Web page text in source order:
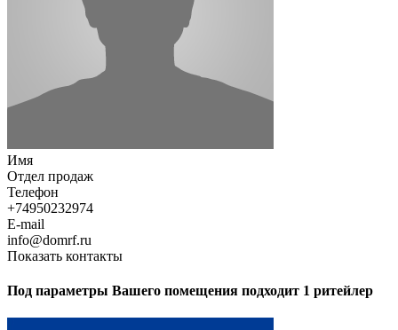
Имя
Отдел продаж
Телефон
+74950232974
E-mail
info@domrf.ru
Показать контакты
Под параметры Вашего помещения подходит 1 ритейлер